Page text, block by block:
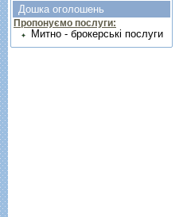
Дошка оголошень
Пропонуємо послуги:
Митно - брокерські послуги